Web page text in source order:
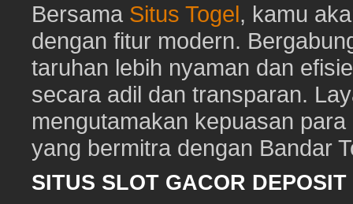
Bersama Situs Togel, kamu
dengan fitur modern.
taruhan lebih nyaman dan
secara adil dan transparan.
mengutamakan kepuasan
yang bermitra dengan Bandar
SITUS SLOT GACOR